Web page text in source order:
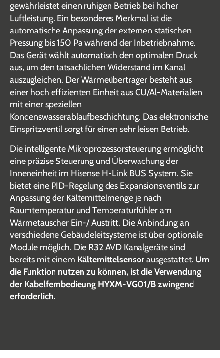
gewährleistet einen ruhigen Betrieb bei hoher
Luftleistung. Ein besonderes Merkmal ist die
automatische Anpassung der externen statischen
Pressung bis 150 Pa während der Inbetriebnahme.
Das Gerät wählt automatisch den optimalen Druck
aus, um den tatsächlichen Widerstand im Kanal
auszugleichen. Der Wärmeübertrager besteht aus
einer hoch effizienten Einheit aus CU/Al-Materialien
mit einer speziellen
Kondenswasserablaufbeschichtung. Das elektronische
Einspritzventil sorgt für einen sehr leisen Betrieb.
Die intelligente Mikroprozessorsteuerung ermöglicht
eine präzise Steuerung und Überwachung der
Inneneinheit im Hisense H-Link BUS System. Sie
bietet eine PID-Regelung des Expansionsventils zur
Anpassung der Kältemittelmenge je nach
Raumtemperatur und Temperaturfühler am
Wärmetauscher Ein-/ Austritt. Die Anbindung an
verschiedene Gebäudeleitsysteme ist über optionale
Module möglich. Die R32 AVD Kanalgeräte sind
bereits mit einem Kältemittelsensorausgestattet. Um
die Funktion nutzen zu können, ist die Verwendung
der Kabelfernbedieung HYXM-VG01/B zwingend
erforderlich.